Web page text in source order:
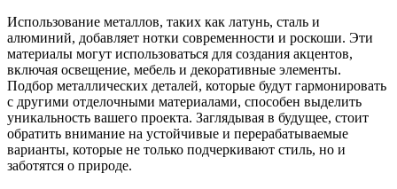
Использование металлов, таких как латунь, сталь и
алюминий, добавляет нотки современности и роскоши. Эти
материалы могут использоваться для создания акцентов,
включая освещение, мебель и декоративные элементы.
Подбор металлических деталей, которые будут гармонировать
с другими отделочными материалами, способен выделить
уникальность вашего проекта. Заглядывая в будущее, стоит
обратить внимание на устойчивые и перерабатываемые
варианты, которые не только подчеркивают стиль, но и
заботятся о природе.